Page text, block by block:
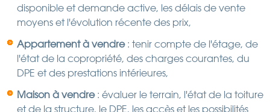
disponible et demande active, les délais de vente
moyens et l'évolution récente des prix,
Appartement à vendre: tenir compte de l'étage, de
l'état de la copropriété, des charges courantes, du
DPE et des prestations intérieures,
Maison à vendre: évaluer le terrain, l'état de la toiture
et de la structure, le DPE, les accès et les possibilités